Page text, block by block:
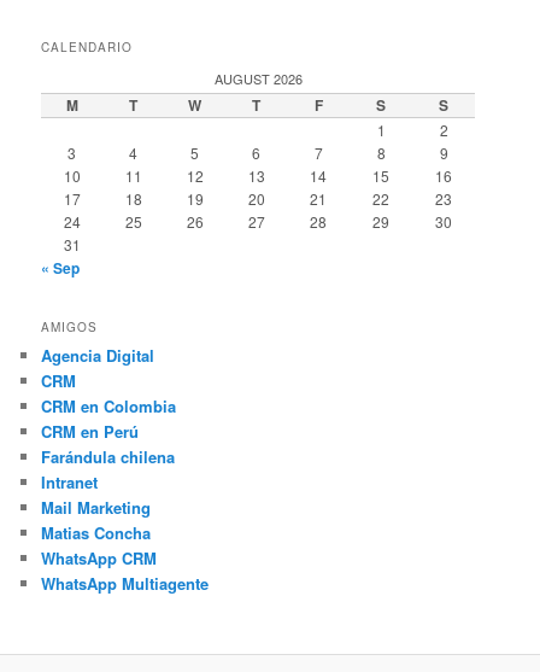
CALENDARIO
AUGUST 2026
M T W T F S S
1
2
3
4 5 6 7 8
9
10
11 12 13 14 15
16
17
18 19 20 21 22
23
24
25 26 27 28 29
30
31
« Sep
AMIGOS
Agencia Digital
CRM
CRM en Colombia
CRM en Perú
Farándula chilena
Intranet
Mail Marketing
Matias Concha
WhatsApp CRM
WhatsApp Multiagente